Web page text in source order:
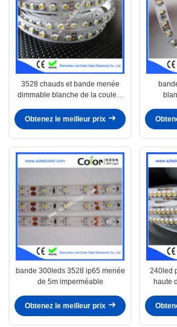
3528 chauds et bande menée
dimmable blanche de la couleur
Obtenez le meilleur prix
bande 300leds 3528 ip65 menée
de 5m imperméable
Obtenez le meilleur prix
240led
haute